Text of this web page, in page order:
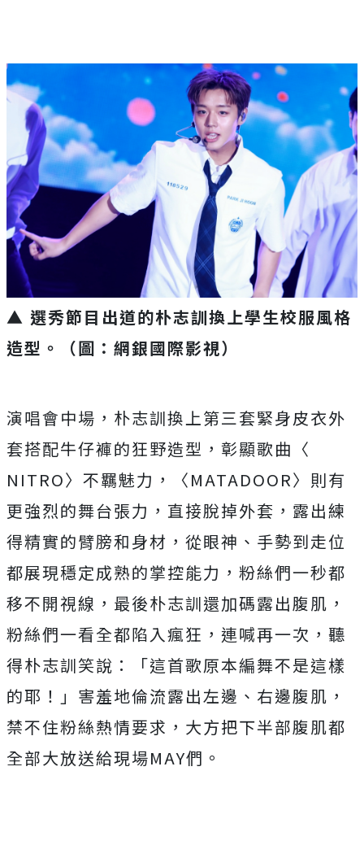
▲ 選秀節目出道的朴志訓換上學生校服風格
造型。（圖：網銀國際影視）
演唱會中場， 朴志訓換上第三套緊身皮衣外
套搭配牛仔褲的狂野造型，彰顯歌曲〈
NITRO〉不羈魅力，〈MATADOOR〉 則有
更強烈的舞台張力，直接脫掉外套， 露出練
得精實的臂膀和身材，從眼神、 手勢到走位
都展現穩定成熟的掌控能力，粉絲們一秒都
移不開視線， 最後朴志訓還加碼露出腹肌，
粉絲們一看全都陷入瘋狂， 連喊再一次，聽
得朴志訓笑說：「這首歌原本編舞不是這樣
的耶！」 害羞地倫流露出左邊、右邊腹肌，
禁不住粉絲熱情要求， 大方把下半部腹肌都
全部大放送給現場MAY們。